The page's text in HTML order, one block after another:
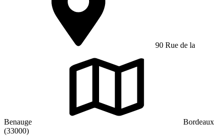
90 Rue de la
Benauge
Bordeaux
(33000)